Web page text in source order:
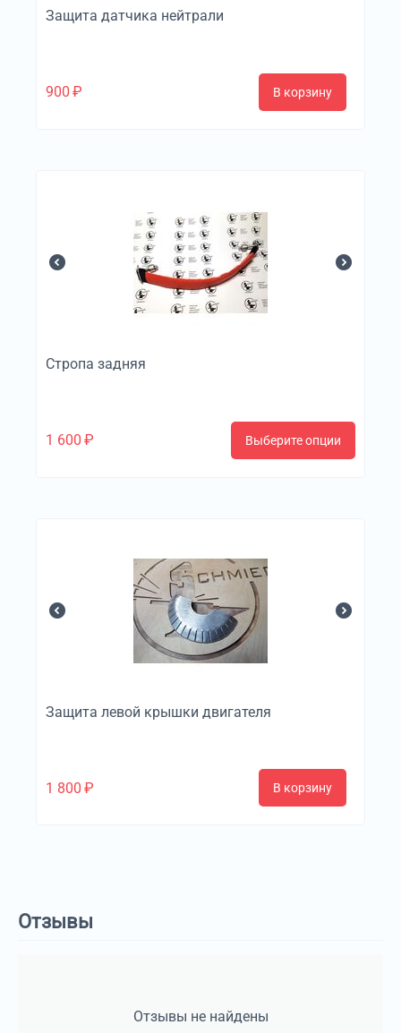
Защита датчика нейтрали
900 ₽ В корзину
Стропа задняя
1 600 ₽ Выберите опции
Защита левой крышки двигателя
1 800 ₽ В корзину
Отзывы
Отзывы не найдены